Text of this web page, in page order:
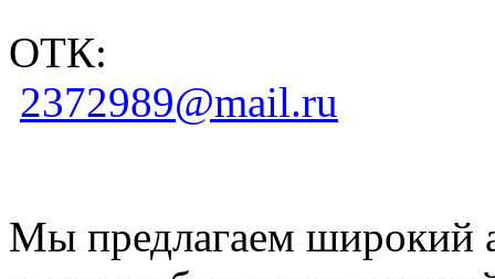
ОТК:
2372989@mail.ru
Мы предлагаем широкий